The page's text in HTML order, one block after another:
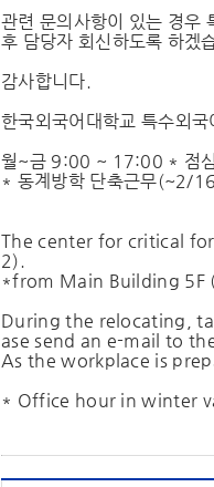
관련 문의사항이 있는 경우
후 담당자 회신하도록 하겠
감사합니다.
한국외국어대학교 특수외
월~금 9:00 ~ 17:00 * 점
* 동계방학 단축근무(~2/
The center for critical
2).
*from Main Building 5F
During the relocating,
ase send an e-mail to
As the workplace is
* Office hour in winter